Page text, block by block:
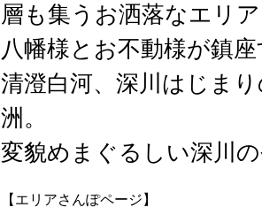
層も集うお洒落なエリ
八幡様とお不動様が鎮
清澄白河、深川はじま
洲。
変貌めまぐるしい深川
【エリアさんぽページ】